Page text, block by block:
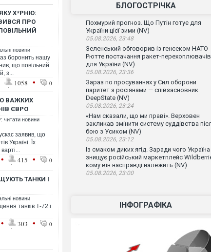
Х*РНЮ:
ПРО
новини
боронить нашу
що повільний
з...
1058 • 0
ВАЖКИХ
ЄВРО
читати новини
заявив, що
Україні. Їх
• 415 • 0
ТАНКИ І
новини
танків Т-72 і
• 303 • 0
БЛОГОСТРІЧКА
Похмурий прогноз. Що Путін готує для
України цієї зими (NV)
05.08.2026, 23:48
Зеленський обговорив із генсеком НАТО
Рютте постачання ракет-перехоплювачів
для України (NV)
05.08.2026, 23:36
Зараз по просуваннях у Сил оборони
паритет з росіянами — співзасновник
DeepState (NV)
05.08.2026, 23:24
«Нам сказали, що ми праві». Верховен
закликав змінити систему суддівства
бою з Усиком (NV)
05.08.2026, 23:12
Із смаком диких ягід. Заради чого Україна
знищує російський маркетплейс
кому він насправді належить (NV)
05.08.2026, 23:00
ІНФОГРАФІКА